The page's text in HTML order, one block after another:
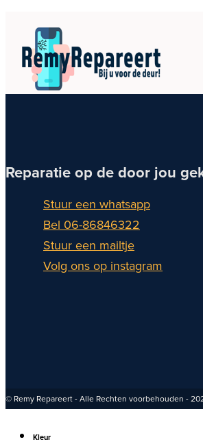
Reparatie op de door jou
Stuur een whatsapp
Bel 06-86846322
Stuur een mailtje
Volg ons op instagram
© Remy Repareert - Alle Rechten voorbehouden -
Kleur